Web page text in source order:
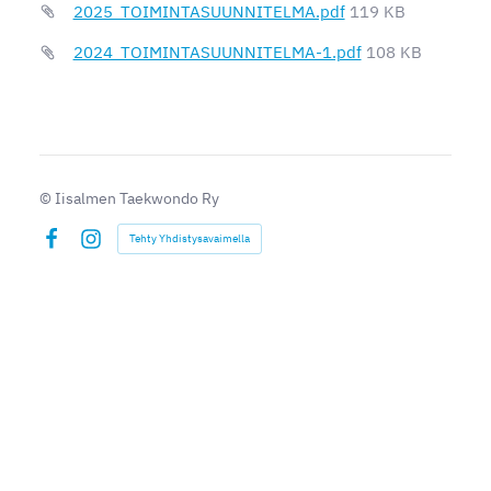
2025_TOIMINTASUUNNITELMA.pdf 119 KB
2024_TOIMINTASUUNNITELMA-1.pdf 108 KB
© Iisalmen Taekwondo Ry
Instagram
Tehty Yhdistysavaimella